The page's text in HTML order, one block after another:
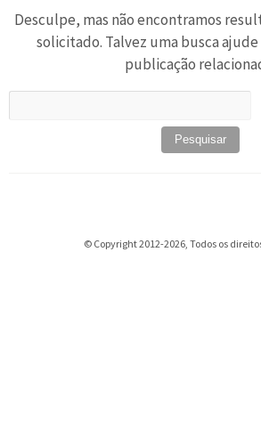
Desculpe, mas não encontramos
solicitado. Talvez uma busca
publicação
por:
© Copyright 2012-2026, Todos os